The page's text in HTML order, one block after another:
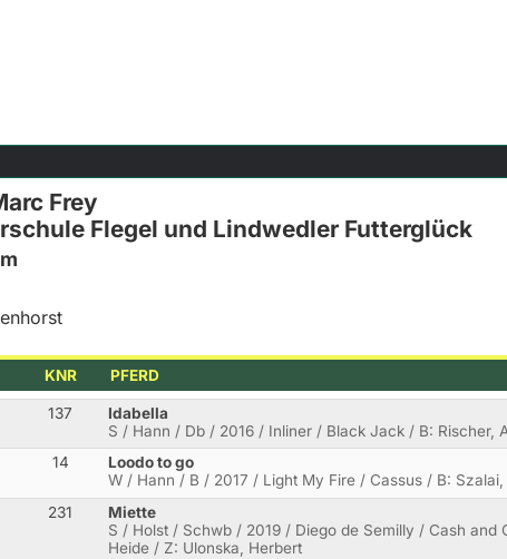
Frey
Flegel und Lindwedler Futterglück
KNR PFERD
137
Idabella
S / Hann / Db / 2016 / Inliner / Black Jack / B: Rischer,
14
Loodo to go
W / Hann / B / 2017 / Light My Fire / Cassus / B:
231
Miette
S / Holst / Schwb / 2019 / Diego de Semilly / Cash and
Heide / Z: Ulonska, Herbert